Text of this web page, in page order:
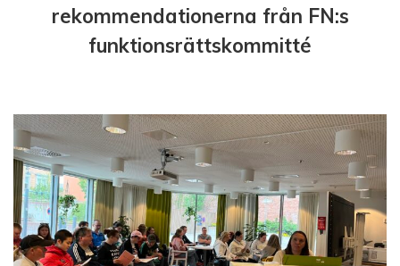
rekommendationerna från FN:s
funktionsrättskommitté